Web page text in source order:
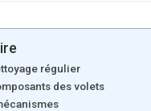
régulier
des volets